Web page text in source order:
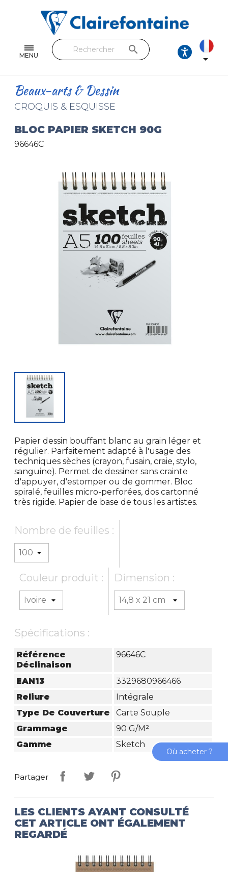
MENU
Feuilles & Copies
Beaux-arts & Dessin
Loisirs créatifs
Cuir & trousses
RETROUVEZ NOS COLLECTIONS
Toutes les collections
search

Beaux-arts & Dessin
CROQUIS & ESQUISSE
BLOC PAPIER SKETCH 90G
96646C
Papier dessin bouffant blanc au grain léger et
régulier. Parfaitement adapté à l'usage des
techniques sèches (crayon, fusain, craie, stylo,
sanguine). Permet de dessiner sans crainte
d'appuyer, d'estomper ou de gommer. Bloc
spiralé, feuilles micro-perforées, dos cartonné
très rigide. Papier de base de tous les artistes.
Nombre de feuilles :
Couleur produit : Dimension :
Spécifications :
Référence
Déclinaison
96646C
EAN13
3329680966466
Reliure
Intégrale
Type De Couverture
Carte Souple
Grammage
90 G/m²
Gamme
Sketch
Partager
LES CLIENTS AYANT CONSULTÉ
CET ARTICLE ONT ÉGALEMENT
REGARDÉ
Où acheter ?